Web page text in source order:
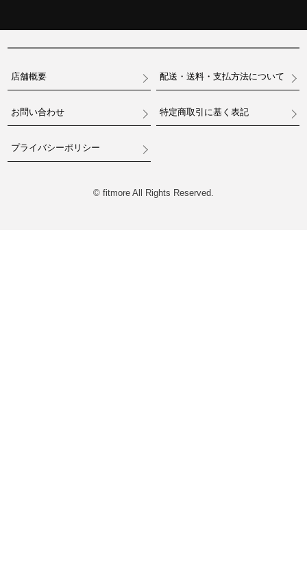
店舗概要 配送・送料・支払方法について
お問い合わせ 特定商取引に基く表記
プライバシーポリシー
© fitmore All Rights Reserved.